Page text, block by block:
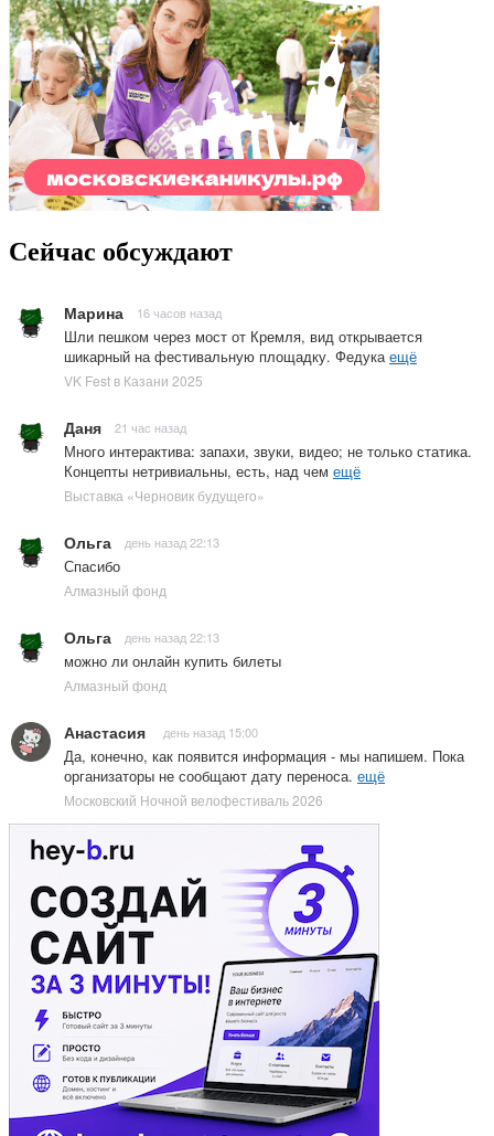
Сейчас обсуждают
Марина 16 часов назад
Шли пешком через мост от Кремля, вид открывается
шикарный на фестивальную площадку. Федука ещё
VK Fest в Казани 2025
Даня 21 час назад
Много интерактива: запахи, звуки, видео; не только статика.
Концепты нетривиальны, есть, над чем ещё
Выставка «Черновик будущего»
Ольга день назад 22:13
Спасибо
Алмазный фонд
Ольга день назад 22:13
можно ли онлайн купить билеты
Алмазный фонд
Анастасия день назад 15:00
Да, конечно, как появится информация - мы напишем. Пока
организаторы не сообщают дату переноса. ещё
Московский Ночной велофестиваль 2026